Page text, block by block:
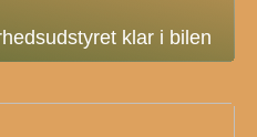
klar i bilen